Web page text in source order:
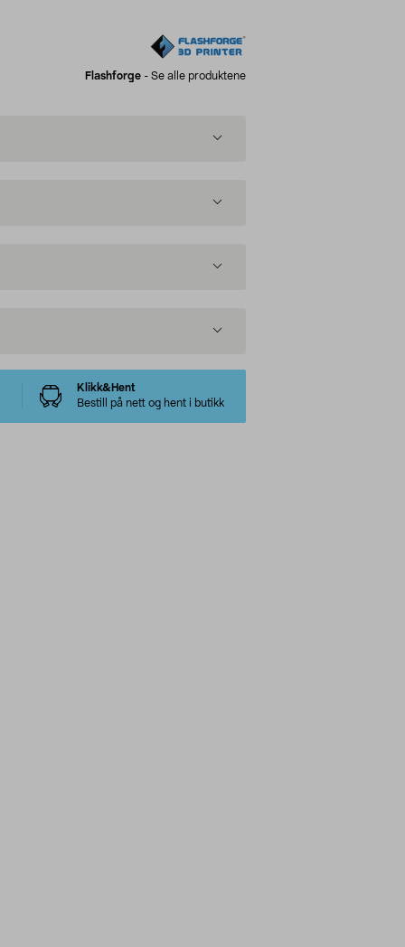
Flashforge - Se alle produktene
Klikk&Hent
Bestill på nett og hent i butikk